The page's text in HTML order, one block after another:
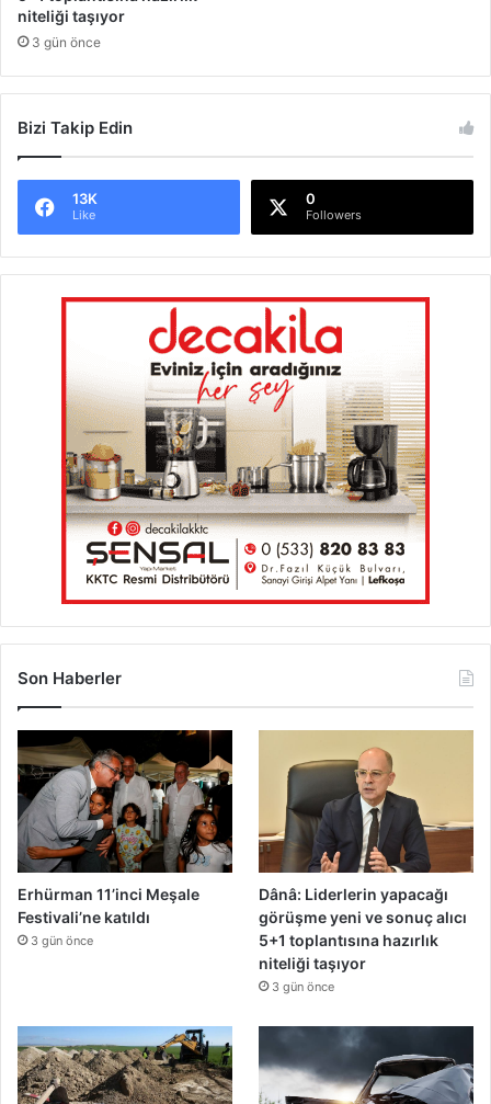
niteliği taşıyor
3 gün önce
Bizi Takip Edin
13K
Like
0
Followers
Son Haberler
Erhürman 11’inci Meşale
Festivali’ne katıldı
3 gün önce
Dânâ: Liderlerin yapacağı
görüşme yeni ve sonuç alıcı
5+1 toplantısına hazırlık
niteliği taşıyor
3 gün önce